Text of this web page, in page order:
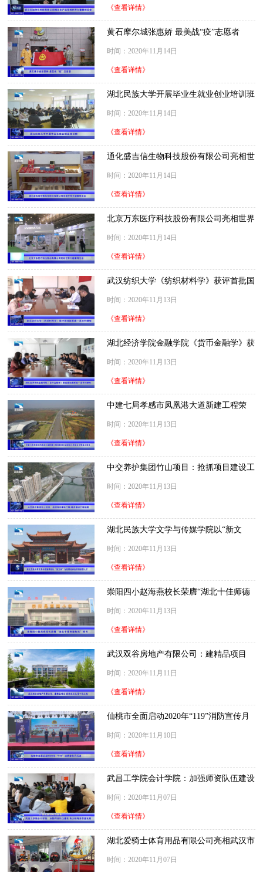
《查看详情》
黄石摩尔城张惠娇 最美战“疫”志愿者
时间：2020年11月14日
《查看详情》
湖北民族大学开展毕业生就业创业培训班
时间：2020年11月14日
《查看详情》
通化盛吉信生物科技股份有限公司亮相世
时间：2020年11月14日
《查看详情》
北京万东医疗科技股份有限公司亮相世界
时间：2020年11月14日
《查看详情》
武汉纺织大学《纺织材料学》获评首批国
时间：2020年11月13日
《查看详情》
湖北经济学院金融学院《货币金融学》获
时间：2020年11月13日
《查看详情》
中建七局孝感市凤凰港大道新建工程荣
时间：2020年11月13日
《查看详情》
中交养护集团竹山项目：抢抓项目建设工
时间：2020年11月13日
《查看详情》
湖北民族大学文学与传媒学院以“新文
时间：2020年11月13日
《查看详情》
崇阳四小赵海燕校长荣膺“湖北十佳师德
时间：2020年11月13日
《查看详情》
武汉双谷房地产有限公司：建精品项目
时间：2020年11月11日
《查看详情》
仙桃市全面启动2020年“119”消防宣传月
时间：2020年11月10日
《查看详情》
武昌工学院会计学院：加强师资队伍建设
时间：2020年11月07日
《查看详情》
湖北爱骑士体育用品有限公司亮相武汉市
时间：2020年11月07日